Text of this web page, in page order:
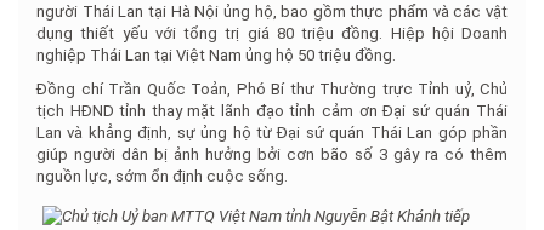
người Thái Lan tại Hà Nội ủng hộ, bao gồm thực phẩm và các vật
dụng thiết yếu với tổng trị giá 80 triệu đồng. Hiệp hội Doanh
nghiệp Thái Lan tại Việt Nam ủng hộ 50 triệu đồng.
Đồng chí Trần Quốc Toản, Phó Bí thư Thường trực Tỉnh uỷ, Chủ
tịch HĐND tỉnh thay mặt lãnh đạo tỉnh cảm ơn Đại sứ quán Thái
Lan và khẳng định, sự ủng hộ từ Đại sứ quán Thái Lan góp phần
giúp người dân bị ảnh hưởng bởi cơn bão số 3 gây ra có thêm
nguồn lực, sớm ổn định cuộc sống.